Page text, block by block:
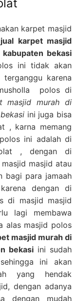
karpet masjid
karpet masjid
bekasi
ini tidak akan
karena
polos di
masjid murah di
ini juga bisa
, karna memang
ini adalah di
, dengan di
masjid atau
bagi para jamaah
dengan di
di masjid masjid
lagi membawa
alas masjid polos
masjid murah di
bekasi ini sudah
ini akan
yang hendak
dengan adanya
dengan mudah